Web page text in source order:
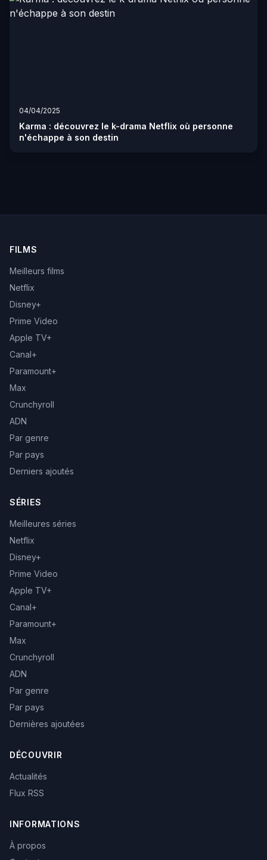
04/04/2025
Karma : découvrez le k-drama Netflix où personne
n'échappe à son destin
FILMS
Meilleurs films
Netflix
Disney+
Prime Video
Apple TV+
Canal+
Paramount+
Max
Crunchyroll
ADN
Par genre
Par pays
Derniers ajoutés
SÉRIES
Meilleures séries
Netflix
Disney+
Prime Video
Apple TV+
Canal+
Paramount+
Max
Crunchyroll
ADN
Par genre
Par pays
Dernières ajoutées
DÉCOUVRIR
Actualités
Flux RSS
INFORMATIONS
À propos